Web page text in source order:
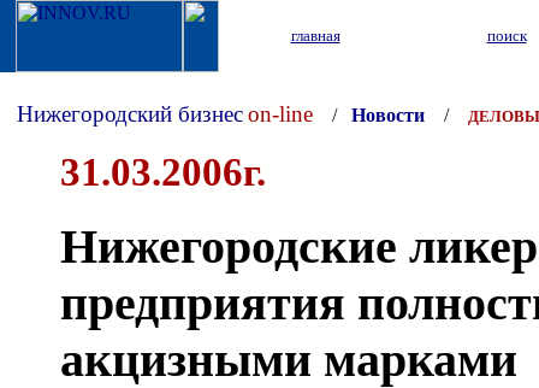
главная поиск
Нижегородский бизнесon-line / Новости /
31.03.2006г.
Нижегородские
предприятия
акцизными марками